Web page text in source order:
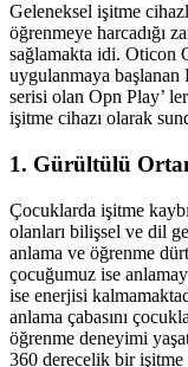
Geleneksel işitme
öğrenmeye harcadığı
sağlamakta idi. Oticon
uygulanmaya
serisi olan Opn Play’
işitme cihazı olarak
1. Gürültülü
Çocuklarda işitme
olanları bilişsel ve dil
anlama ve öğrenme
çocuğumuz ise
ise enerjisi
anlama çabasını
öğrenme deneyimi
360 derecelik bir işitme